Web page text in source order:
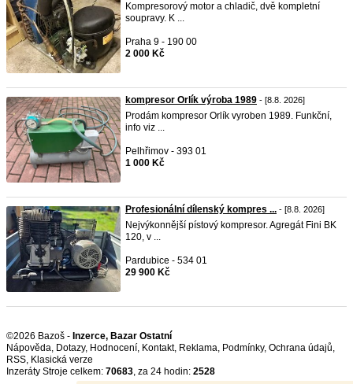
Kompresorový motor a chladič, dvě kompletní
soupravy. K ...
Praha 9 - 190 00
2 000 Kč
kompresor Orlík výroba 1989 - [8.8. 2026]
Prodám kompresor Orlík vyroben 1989. Funkční,
info viz ...
Pelhřimov - 393 01
1 000 Kč
Profesionální dílenský kompres ... - [8.8. 2026]
Nejvýkonnější pístový kompresor. Agregát Fini BK
120, v ...
Pardubice - 534 01
29 900 Kč
©2026 Bazoš - Inzerce, Bazar Ostatní
Nápověda, Dotazy, Hodnocení, Kontakt, Reklama, Podmínky, Ochrana údajů,
RSS,
Inzeráty Stroje celkem: 70683, za 24 hodin: 2528